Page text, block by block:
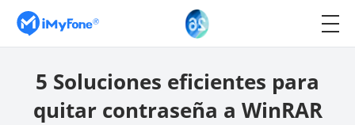
5 Soluciones eficientes para
quitar contraseña a WinRAR